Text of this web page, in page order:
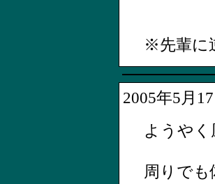
※先輩に
2005年5月
ようや
周りで